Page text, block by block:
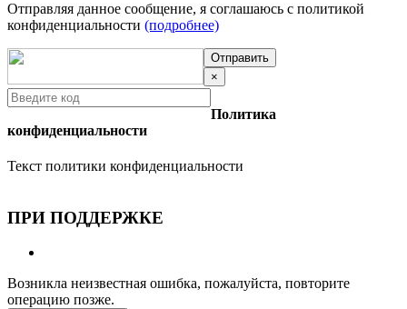
Отправляя данное сообщение, я соглашаюсь с политикой
конфиденциальности (подробнее)
Отправить
×
Политика
конфиденциальности
Текст политики конфиденциальности
ПРИ ПОДДЕРЖКЕ
Возникла неизвестная ошибка, пожалуйста, повторите
операцию позже.